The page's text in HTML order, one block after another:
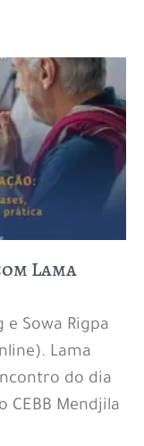
Lama
Sowa Rigpa
Lama
do dia
CEBB Mendjila